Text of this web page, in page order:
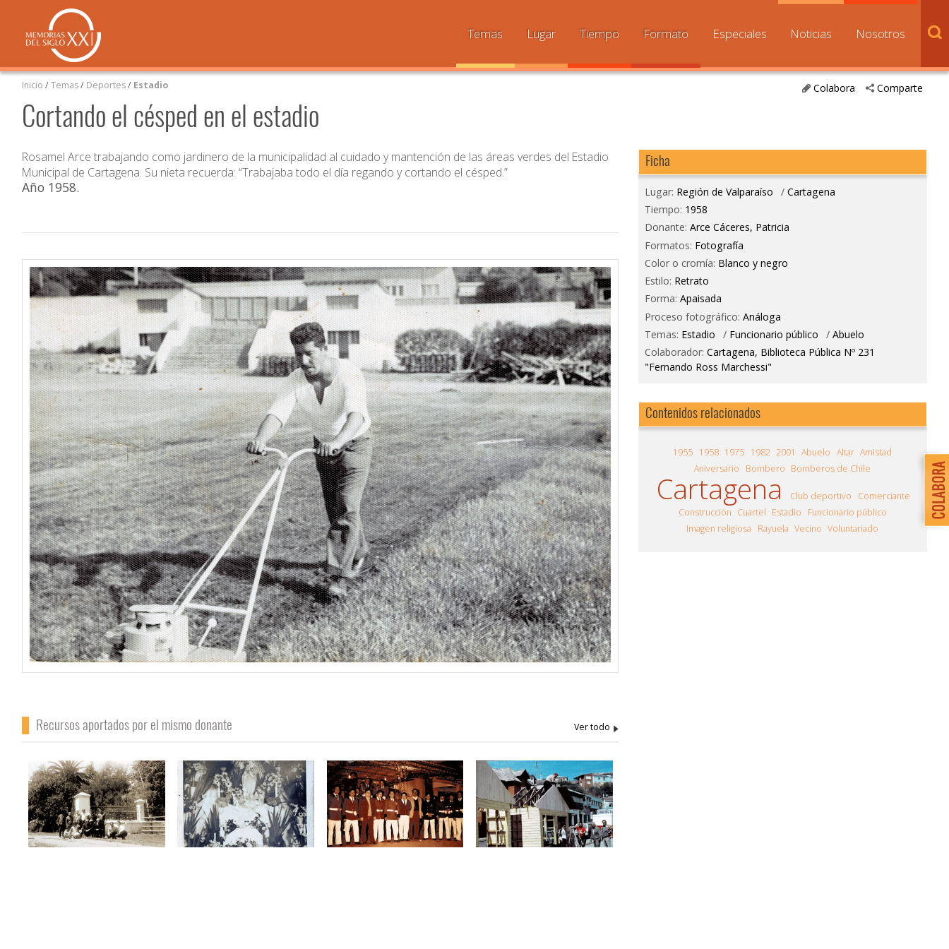
Temas Lugar Tiempo Formato Especiales Noticias Nosotros
Comparte
Colabora
Inicio /Temas/ Deportes/ Estadio
Cortando el césped en el estadio
Rosamel Arce trabajando como jardinero de la municipalidad al cuidado y mantención de las áreas verdes del Estadio
Municipal de Cartagena. Su nieta recuerda: “Trabajaba todo el día regando y cortando el césped.”
Año 1958.
Recursos aportados por el mismo donante
Ficha
Lugar: Región de Valparaíso / Cartagena
Tiempo: 1958
Donante: Arce Cáceres, Patricia
Formatos: Fotografía
Color o cromía: Blanco y negro
Estilo: Retrato
Forma: Apaisada
Proceso fotográfico: Análoga
Temas: Estadio / Funcionario público / Abuelo
Colaborador: Cartagena, Biblioteca Pública Nº 231
"Fernando Ross Marchessi"
Contenidos relacionados
1955 1958 1975 1982 2001 Abuelo Altar Amistad
Aniversario
Bombero Bomberos de Chile
Cartagena Club deportivo
Comerciante
Construcción Cuartel Estadio
Funcionario público
Imagen religiosa
Rayuela Vecino Voluntariado